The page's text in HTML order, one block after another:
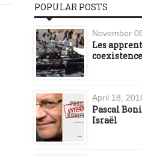
POPULAR POSTS
November
Les
coexistence
April 18,
Pascal
Israël